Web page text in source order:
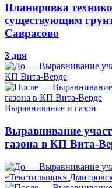
Планировка
существующим
Саврасово
3 дня
Выравнивание и газон
Выравнивание
газона в КП Вита-